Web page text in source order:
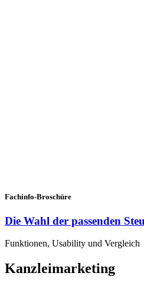
Fachinfo-Broschüre
Die Wahl der passenden
Funktionen, Usability und Vergleich
Kanzleimarketing